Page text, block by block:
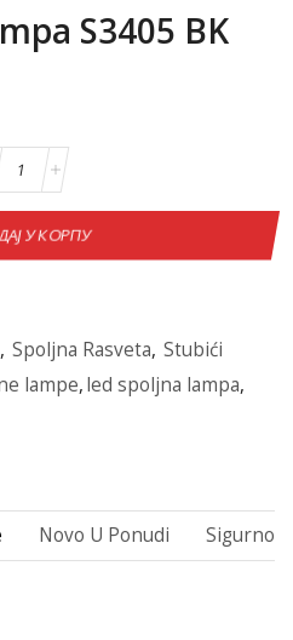
S3405 BK
У КОРПУ
, Spoljna Rasveta, Stubići
lampe,led spoljna lampa,
Novo U Ponudi Sigurno